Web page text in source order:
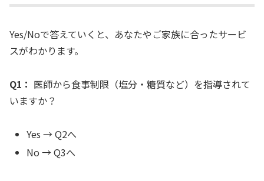
Yes/Noで答えていくと、あなたやご家族に合ったサービ
スがわかります。
Q1： 医師から食事制限（塩分・糖質など）を指導されて
いますか？
Yes → Q2へ
No → Q3へ